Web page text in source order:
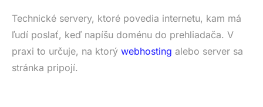
Technické servery, ktoré povedia internetu, kam má
ľudí poslať, keď napíšu doménu do prehliadača. V
praxi to určuje, na ktorý webhosting alebo server sa
stránka pripojí.